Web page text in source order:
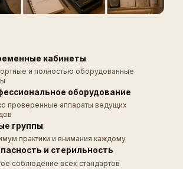
кабинеты
и полностью оборудованные
оборудование
проверенные аппараты ведущих
группы
практики и внимания каждому
и стерильность
соблюдение всех стандартов